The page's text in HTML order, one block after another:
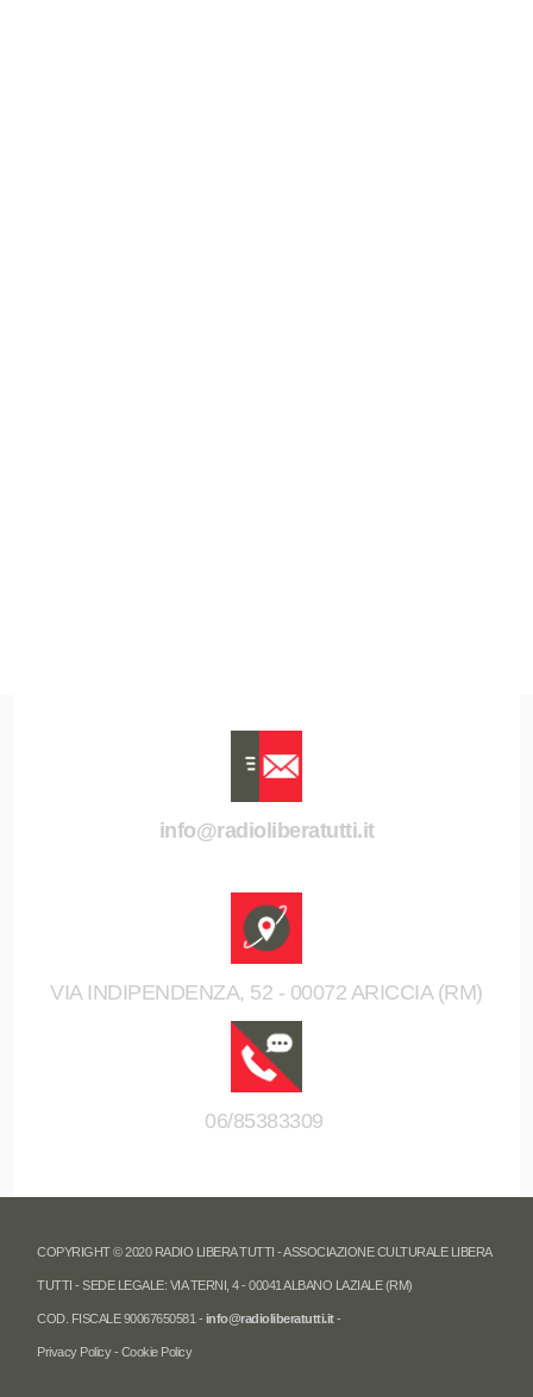
info@radioliberatutti.it
VIA INDIPENDENZA, 52 - 00072 ARICCIA (RM)
06/85383309
COPYRIGHT © 2020 RADIO LIBERA TUTTI - ASSOCIAZIONE CULTURALE LIBERA
TUTTI - SEDE LEGALE: VIA TERNI, 4 - 00041 ALBANO LAZIALE (RM)
COD. FISCALE 90067650581 - info@radioliberatutti.it-
Privacy Policy- Cookie Policy